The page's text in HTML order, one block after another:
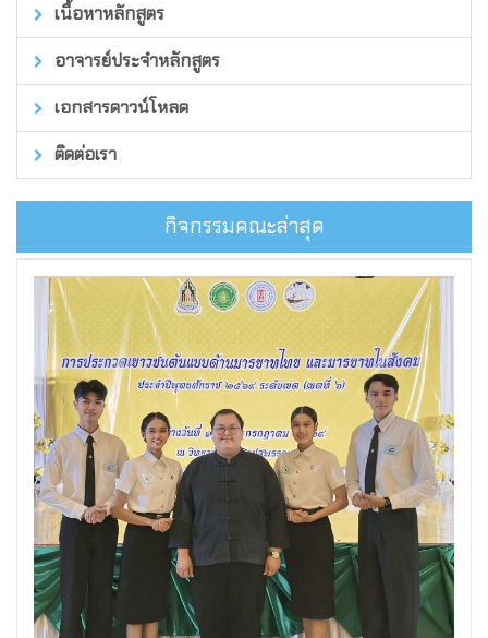
เนื้อหาหลักสูตร
อาจารย์ประจำหลักสูตร
เอกสารดาวน์โหลด
ติดต่อเรา
กิจกรรมคณะล่าสุด